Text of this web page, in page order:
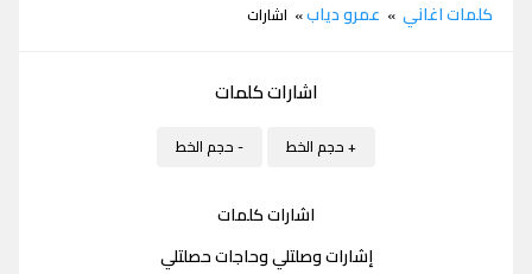
كلمات اغاني » عمرو دياب» اشارات
اشارات كلمات
+ حجم الخط - حجم الخط
اشارات كلمات
إشارات وصلتلي وحاجات حصلتلي